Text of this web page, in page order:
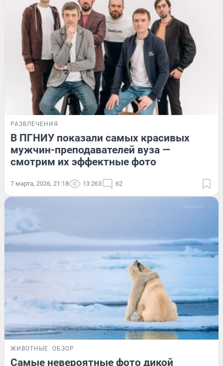
РАЗВЛЕЧЕНИЯ
В ПГНИУ показали самых красивых
мужчин-преподавателей вуза —
смотрим их эффектные фото
7 марта, 2026, 21:18 13 263 62
ЖИВОТНЫЕ ОБЗОР
Самые невероятные фото дикой